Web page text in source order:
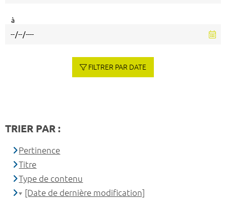
à
FILTRER PAR DATE
TRIER PAR :
Pertinence
Titre
Type de contenu
[Date de dernière modification]